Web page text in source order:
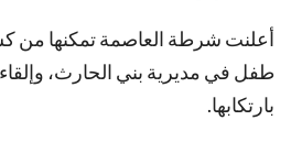
أعلنت شرطة العاصمة تمكنها
طفل في مديرية بني الحارث،
بارتكابها.